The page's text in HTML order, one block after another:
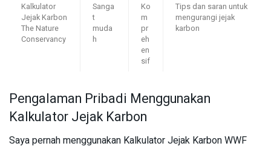
Kalkulator
Jejak Karbon
The Nature
Conservancy
Sanga
t
muda
h
Ko
m
pr
eh
en
sif
Tips dan saran untuk
mengurangi jejak
karbon
Pengalaman Pribadi Menggunakan
Kalkulator Jejak Karbon
Saya pernah menggunakan Kalkulator Jejak Karbon WWF